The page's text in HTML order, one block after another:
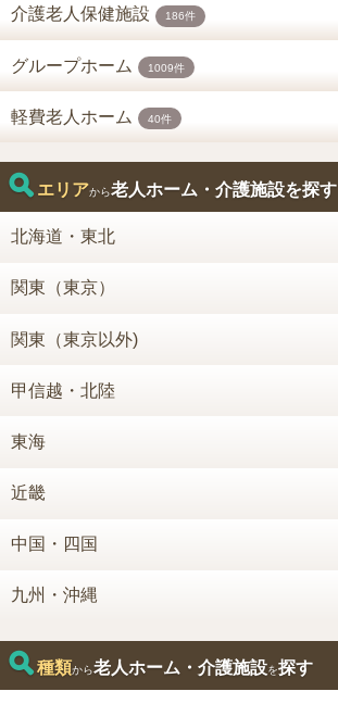
介護老人保健施設 186件
グループホーム 1009件
軽費老人ホーム 40件
エリアから老人ホーム・介護施設を探す
北海道・東北
関東（東京）
関東（東京以外)
甲信越・北陸
東海
近畿
中国・四国
九州・沖縄
種類から老人ホーム・介護施設を探す